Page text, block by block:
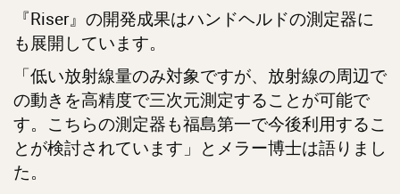
『Riser』の開発成果はハンドヘルドの測定器に
も展開しています。
「低い放射線量のみ対象ですが、放射線の周辺で
の動きを高精度で三次元測定することが可能で
す。こちらの測定器も福島第一で今後利用するこ
とが検討されています」とメラー博士は語りまし
た。